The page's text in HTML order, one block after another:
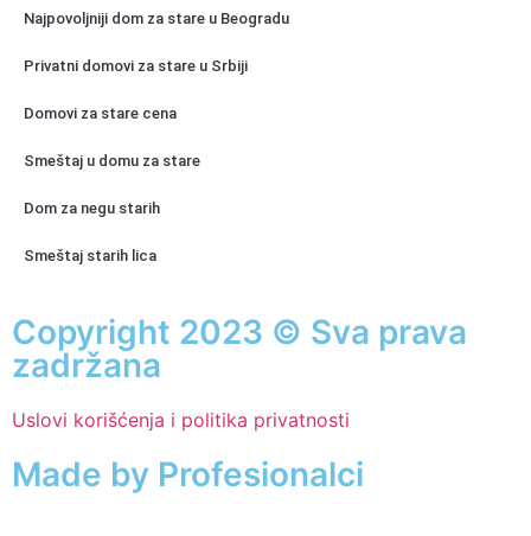
Najpovoljniji dom za stare u Beogradu
Privatni domovi za stare u Srbiji
Domovi za stare cena
Smeštaj u domu za stare
Dom za negu starih
Smeštaj starih lica
Copyright 2023 © Sva prava
zadržana
Uslovi korišćenja i politika privatnosti
Made by Profesionalci